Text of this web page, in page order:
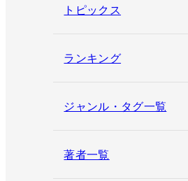
トピックス
ランキング
ジャンル・タグ一覧
著者一覧